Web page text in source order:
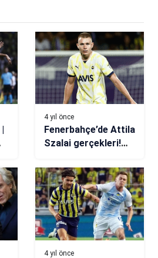
4 yıl önce
Fenerbahçe’de Attila
Szalai gerçekleri!
4 yıl önce